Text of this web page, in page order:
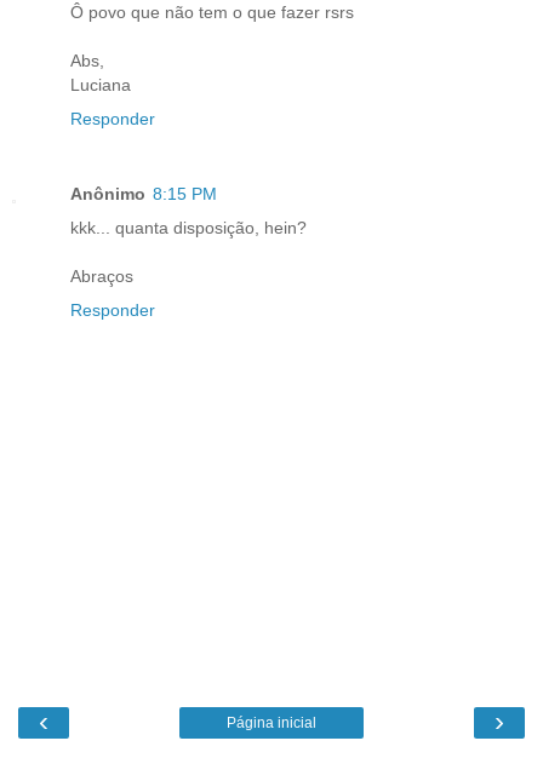
Ô povo que não tem o que fazer rsrs
Abs,
Luciana
Responder
Anônimo 8:15 PM
kkk... quanta disposição, hein?
Abraços
Responder
‹ ›
Página inicial